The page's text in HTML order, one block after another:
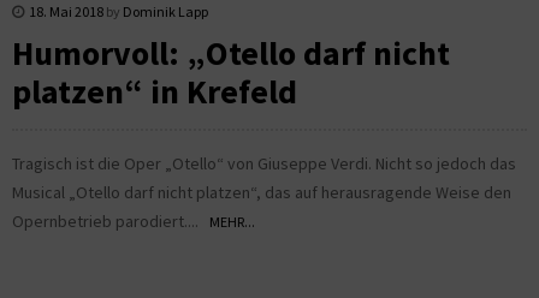
18. Mai 2018 by Dominik Lapp
Humorvoll: „Otello darf nicht
platzen“ in Krefeld
Tragisch ist die Oper „Otello“ von Giuseppe Verdi. Nicht so jedoch das
Musical „Otello darf nicht platzen“, das auf herausragende Weise den
Opernbetrieb parodiert....
MEHR...